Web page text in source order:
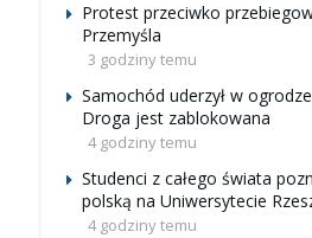
Protest przeciwko
Przemyśla
3 godziny temu
Samochód uderzył w
Droga jest zablokowana
4 godziny temu
Studenci z całego świata
polską na Uniwersytecie
4 godziny temu